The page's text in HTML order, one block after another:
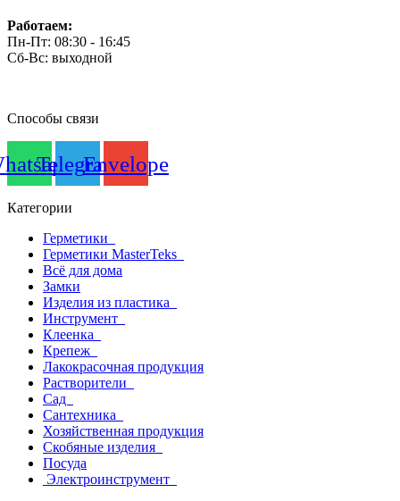
Работаем:
Пн-Пт: 08:30 - 16:45
Сб-Вс: выходной
Способы связи
TelegramEnvelope
Категории
Герметики
Герметики MasterTeks
Всё для дома
Замки
Изделия из пластика
Инструмент
Клеенка
Крепеж
Лакокрасочная продукция
Растворители
Сад
Сантехника
Хозяйственная продукция
Скобяные изделия
Посуда
Электроинструмент